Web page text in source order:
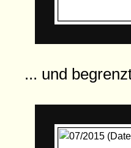
... und